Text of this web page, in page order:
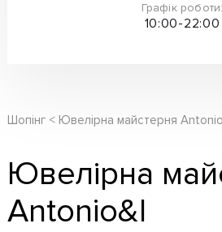
Графік роботи:
10:00-22:00
Шопінг
Ювелірна
Antonio&I